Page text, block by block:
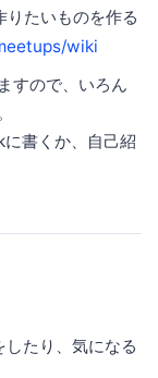
たいものを作る
wiki
すので、いろん
書くか、自己紹
たり、気になる